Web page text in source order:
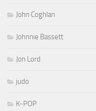
John Coghlan
Johnnie Bassett
Jon Lord
judo
K-POP